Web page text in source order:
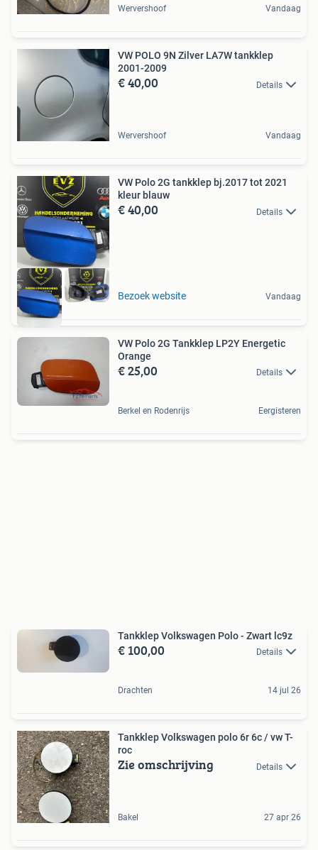
Wervershoof Vandaag
VW POLO 9N Zilver LA7W tankklep
2001-2009
€ 40,00 Details
Wervershoof Vandaag
VW Polo 2G tankklep bj.2017 tot 2021
kleur blauw
€ 40,00 Details
Bezoek website Vandaag
VW Polo 2G Tankklep LP2Y Energetic
Orange
€ 25,00 Details
Berkel en Rodenrijs Eergisteren
Tankklep Volkswagen Polo - Zwart lc9z
€ 100,00 Details
Drachten 14 jul 26
Tankklep Volkswagen polo 6r 6c / vw T-
roc
Zie omschrijving Details
Bakel 27 apr 26